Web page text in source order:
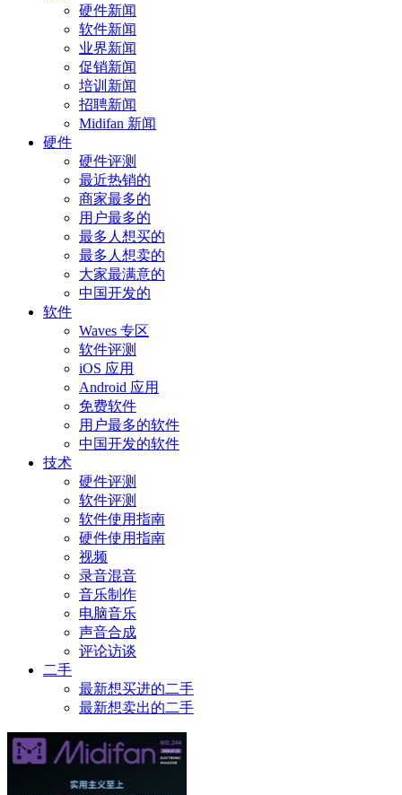
硬件新闻
软件新闻
业界新闻
促销新闻
培训新闻
招聘新闻
Midifan 新闻
硬件
硬件评测
最近热销的
商家最多的
用户最多的
最多人想买的
最多人想卖的
大家最满意的
中国开发的
软件
Waves 专区
软件评测
iOS 应用
Android 应用
免费软件
用户最多的软件
中国开发的软件
技术
硬件评测
软件评测
软件使用指南
硬件使用指南
视频
录音混音
音乐制作
电脑音乐
声音合成
评论访谈
二手
最新想买进的二手
最新想卖出的二手